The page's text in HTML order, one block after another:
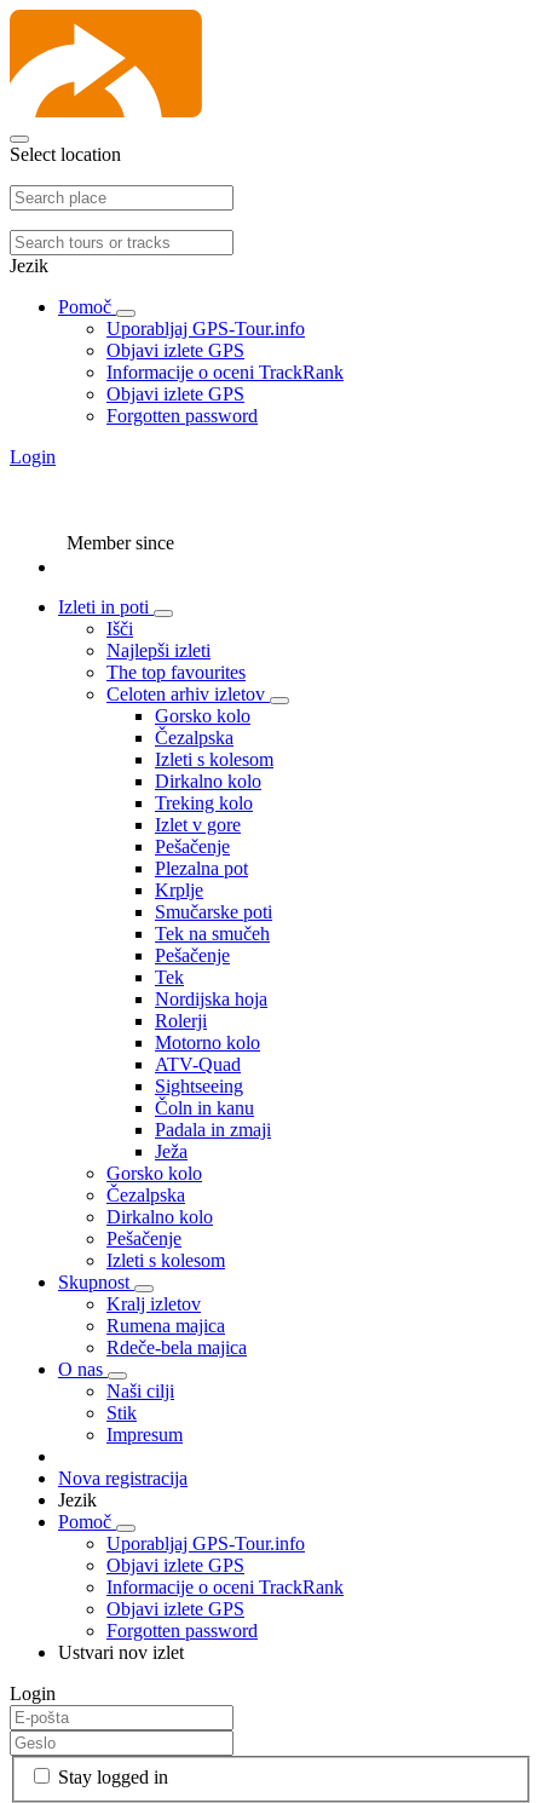
Select location
Jezik
Pomoč
Uporabljaj GPS-Tour.info
Objavi izlete GPS
Informacije o oceni TrackRank
Objavi izlete GPS
Forgotten password
Login
Member since
Izleti in poti
Išči
Najlepši izleti
The top favourites
Celoten arhiv izletov
Gorsko kolo
Čezalpska
Izleti s kolesom
Dirkalno kolo
Treking kolo
Izlet v gore
Pešačenje
Plezalna pot
Krplje
Smučarske poti
Tek na smučeh
Pešačenje
Tek
Nordijska hoja
Rolerji
Motorno kolo
ATV-Quad
Sightseeing
Čoln in kanu
Padala in zmaji
Ježa
Gorsko kolo
Čezalpska
Dirkalno kolo
Pešačenje
Izleti s kolesom
Skupnost
Kralj izletov
Rumena majica
Rdeče-bela majica
O nas
Naši cilji
Stik
Impresum
Nova registracija
Jezik
Pomoč
Uporabljaj GPS-Tour.info
Objavi izlete GPS
Informacije o oceni TrackRank
Objavi izlete GPS
Forgotten password
Ustvari nov izlet
Login
Stay logged in